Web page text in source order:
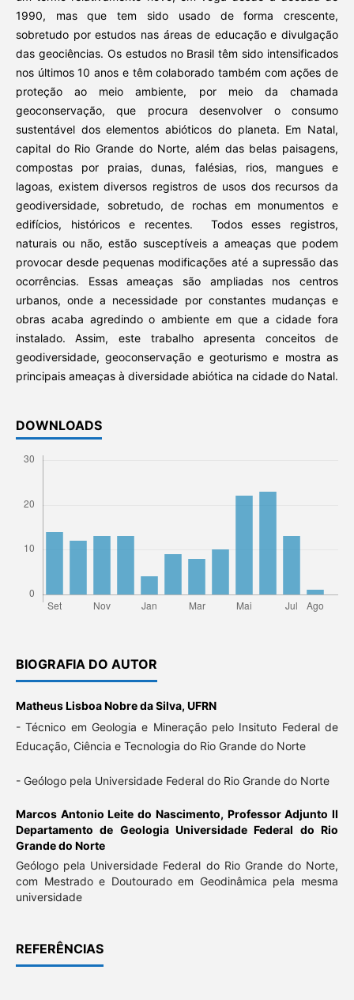
1990, mas que tem sido usado de forma crescente,
sobretudo por estudos nas áreas de educação e divulgação
das geociências. Os estudos no Brasil têm sido intensificados
nos últimos 10 anos e têm colaborado também com ações de
proteção ao meio ambiente, por meio da chamada
geoconservação, que procura desenvolver o consumo
sustentável dos elementos abióticos do planeta. Em Natal,
capital do Rio Grande do Norte, além das belas paisagens,
compostas por praias, dunas, falésias, rios, mangues e
lagoas, existem diversos registros de usos dos recursos da
geodiversidade, sobretudo, de rochas em monumentos e
edifícios, históricos e recentes. Todos esses registros,
naturais ou não, estão susceptíveis a ameaças que podem
provocar desde pequenas modificações até a supressão das
ocorrências. Essas ameaças são ampliadas nos centros
urbanos, onde a necessidade por constantes mudanças e
obras acaba agredindo o ambiente em que a cidade fora
instalado. Assim, este trabalho apresenta conceitos de
geodiversidade, geoconservação e geoturismo e mostra as
principais ameaças à diversidade abiótica na cidade do Natal.
DOWNLOADS
BIOGRAFIA DO AUTOR
Matheus Lisboa Nobre da Silva, UFRN
- Técnico em Geologia e Mineração pelo Insituto Federal de
Educação, Ciência e Tecnologia do Rio Grande do Norte
- Geólogo pela Universidade Federal do Rio Grande do Norte
Marcos Antonio Leite do Nascimento, Professor Adjunto II
Departamento de Geologia Universidade Federal do Rio
Grande do Norte
Geólogo pela Universidade Federal do Rio Grande do Norte,
com Mestrado e Doutourado em Geodinâmica pela mesma
universidade
REFERÊNCIAS